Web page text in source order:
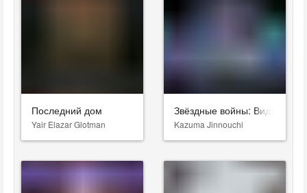
Последний дом
Yair Elazar Glotman
Звёздные войны: Видения.
Kazuma Jinnouchi